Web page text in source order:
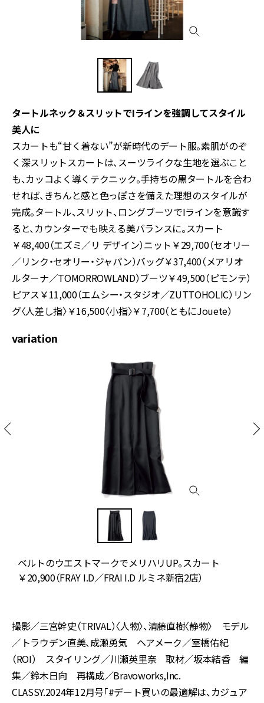
タートルネック＆スリットでIラインを強調してスタイル
美人に
スカートも“甘く着ない”が新時代のデート服。素肌がのぞ
く深スリットスカートは、スーツライクな生地を選ぶこと
も、カッコよく導くテクニック。手持ちの黒タートルを合わ
せれば、きちんと感と色っぽさを備えた理想のスタイルが
完成。タートル、スリット、ロングブーツでIラインを意識す
ると、カウンターでも映える美バランスに。スカート
￥48,400（エズミ／リ デザイン）ニット￥29,700（セオリー
／リンク・セオリー・ジャパン）バッグ￥37,400（メアリオ
ルターナ／TOMORROWLAND）ブーツ￥49,500（ピモンテ）
ピアス￥11,000（エムシー・スタジオ／ZUTTOHOLIC）リン
グ〈人差し指〉￥16,500〈小指〉￥7,700（ともにJouete）
variation
ベルトのウエストマークでメリハリUP。スカート
￥20,900（FRAY I.D／FRAI I.D ルミネ新宿2店）
撮影／三宮幹史（TRIVAL）〈人物〉、清藤直樹〈静物〉 モデル
／トラウデン直美、成瀬勇気 ヘアメーク／室橋佑紀
（ROI） スタイリング／川瀬英里奈 取材／坂本結香 編
集／鈴木日向 再構成／Bravoworks,Inc.
CLASSY.2024年12月号「#デート買いの最適解は、カジュア